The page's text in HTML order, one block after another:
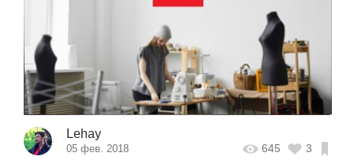
Lehay
05 фев. 2018 645 3